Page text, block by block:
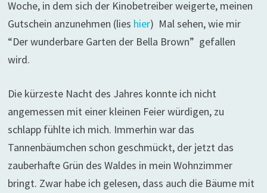
Woche, in dem sich der Kinobetreiber weigerte, meinen
Gutschein anzunehmen (lies hier) Mal sehen, wie mir
“Der wunderbare Garten der Bella Brown” gefallen
wird.
Die kürzeste Nacht des Jahres konnte ich nicht
angemessen mit einer kleinen Feier würdigen, zu
schlapp fühlte ich mich. Immerhin war das
Tannenbäumchen schon geschmückt, der jetzt das
zauberhafte Grün des Waldes in mein Wohnzimmer
bringt. Zwar habe ich gelesen, dass auch die Bäume mit